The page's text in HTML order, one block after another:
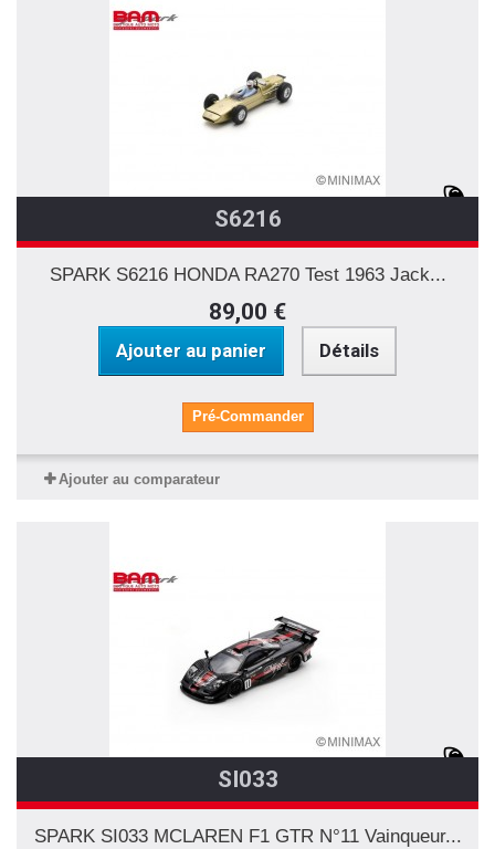
S6216
SPARK S6216 HONDA RA270 Test 1963 Jack...
89,00 €
Ajouter au panier Détails
Pré-Commander
Ajouter au comparateur
SI033
SPARK SI033 MCLAREN F1 GTR N°11 Vainqueur...